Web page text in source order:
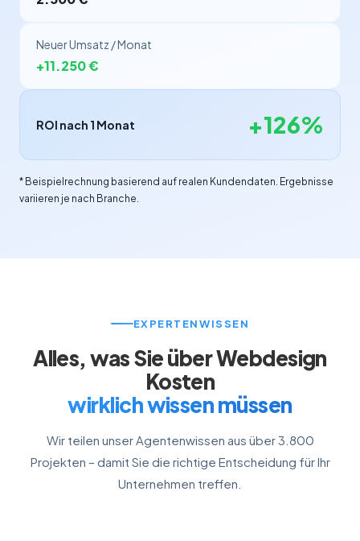
Neuer Umsatz / Monat
+11.250 €
ROI nach 1 Monat +126%
* Beispielrechnung basierend auf realen Kundendaten. Ergebnisse
variieren je nach Branche.
EXPERTENWISSEN
Alles, was Sie über Webdesign
Kosten
wirklich wissen müssen
Wir teilen unser Agentenwissen aus über 3.800
Projekten – damit Sie die richtige Entscheidung für Ihr
Unternehmen treffen.